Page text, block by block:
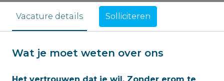
Vacature details Solliciteren
Wat je moet weten over ons